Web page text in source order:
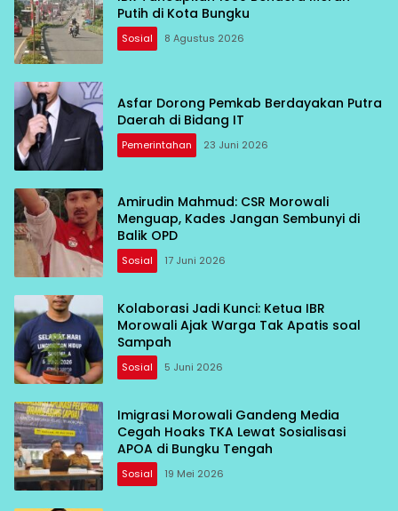
Putih di Kota Bungku
Sosial 8 Agustus 2026
Asfar Dorong Pemkab Berdayakan Putra
Daerah di Bidang IT
Pemerintahan 23 Juni 2026
Amirudin Mahmud: CSR Morowali
Menguap, Kades Jangan Sembunyi di
Balik OPD
Sosial 17 Juni 2026
Kolaborasi Jadi Kunci: Ketua IBR
Morowali Ajak Warga Tak Apatis soal
Sampah
Sosial 5 Juni 2026
Imigrasi Morowali Gandeng Media
Cegah Hoaks TKA Lewat Sosialisasi
APOA di Bungku Tengah
Sosial 19 Mei 2026